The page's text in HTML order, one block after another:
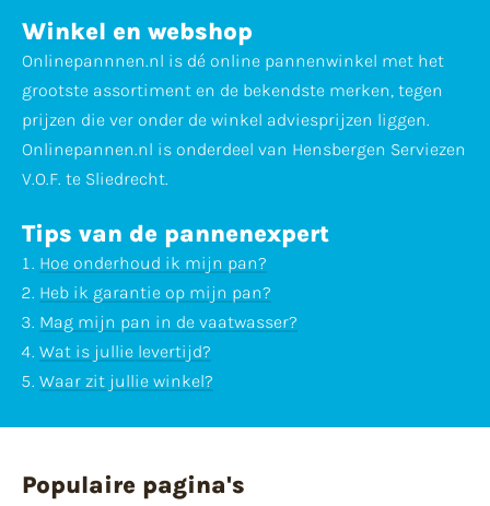
Winkel en webshop
Onlinepannnen.nl is dé online pannenwinkel met het
grootste assortiment en de bekendste merken, tegen
prijzen die ver onder de winkel adviesprijzen liggen.
Onlinepannen.nl is onderdeel van Hensbergen Serviezen
V.O.F. te Sliedrecht.
Tips van de pannenexpert
Hoe onderhoud ik mijn pan?
Heb ik garantie op mijn pan?
Mag mijn pan in de vaatwasser?
Wat is jullie levertijd?
Waar zit jullie winkel?
Populaire pagina's